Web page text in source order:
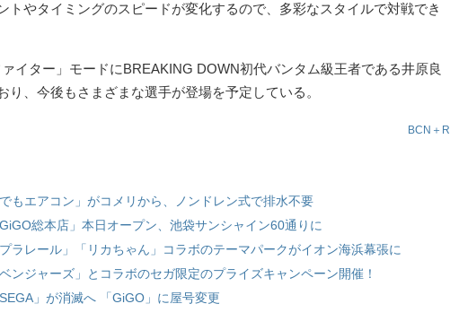
トやタイミングのスピードが変化するので、多彩なスタイルで対戦でき
イター」モードにBREAKING DOWN初代バンタム級王者である井原良
り、今後もさまざまな選手が登場を予定している。
BCN＋R
もエアコン」がコメリから、ノンドレン式で排水不要
総本店」本日オープン、池袋サンシャイン60通りに
ラレール」「リカちゃん」コラボのテーマパークがイオン海浜幕張に
ンジャーズ」とコラボのセガ限定のプライズキャンペーン開催！
」が消滅へ 「GiGO」に屋号変更